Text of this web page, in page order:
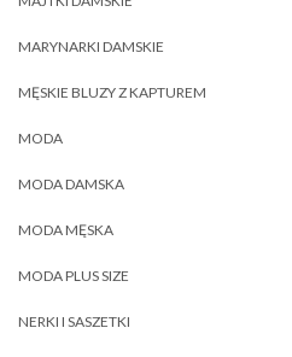
MARYNARKI DAMSKIE
MĘSKIE BLUZY Z KAPTUREM
MODA
MODA DAMSKA
MODA MĘSKA
MODA PLUS SIZE
NERKI I SASZETKI